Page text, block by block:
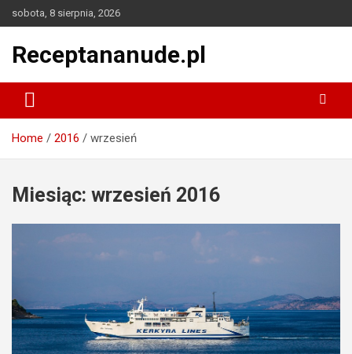
to
sobota, 8 sierpnia, 2026
Receptananude.pl
Home 2016 wrzesień
Miesiąc: wrzesień 2016